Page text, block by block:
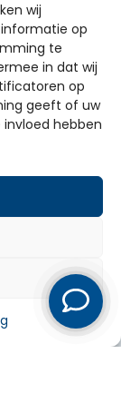
wij
op
te
in dat wij
op
geeft of uw
hebben
ervaring ✓